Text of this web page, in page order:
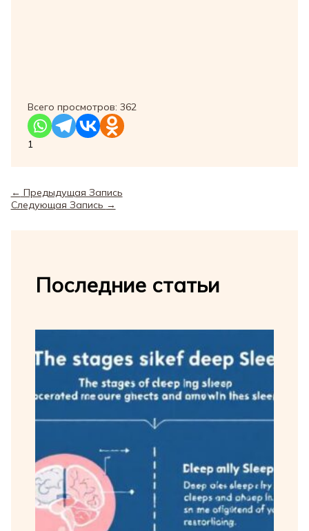
Всего просмотров: 362
1
← Предыдущая Запись
Следующая Запись →
Последние статьи